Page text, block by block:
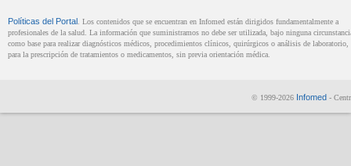
Políticas del Portal . Los contenidos que se encuentran en Infomed están dirigidos fundamentalmente a
profesionales de la salud. La información que suministramos no debe ser utilizada, bajo ninguna
como base para realizar diagnósticos médicos, procedimientos clínicos, quirúrgicos o análisis de laboratorio,
para la prescripción de tratamientos o medicamentos, sin previa orientación médica.
© 1999-2026 Infomed -